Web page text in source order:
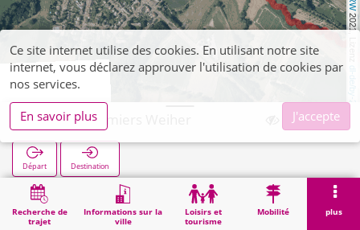
2021, Lizenz
dl-de/by-2-0
Recherche de
trajet
Informations sur la
ville
Loisirs et
tourisme
Mobilité plus
Orsbach Lemiers Weiher
Départ Destination
Démarrage Orsbach Lemiers Weiher
Ce site internet utilise des cookies. En utilisant notre site
internet, vous déclarez approuver l'utilisation de cookies par
nos services.
En savoir plus
J'accepte